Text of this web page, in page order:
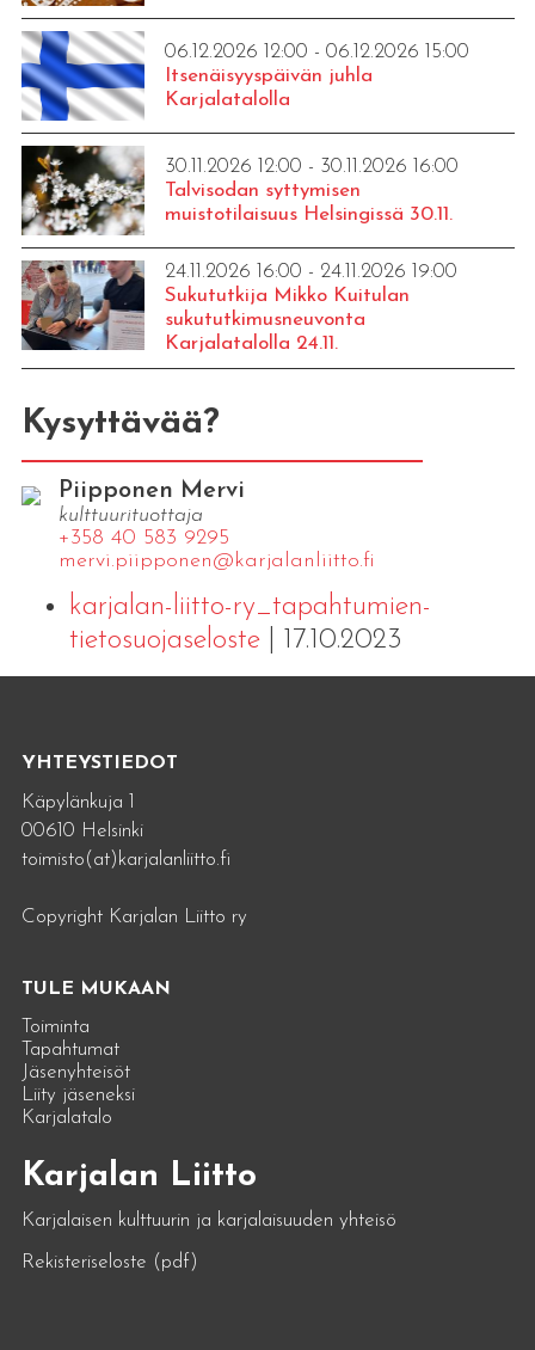
06.12.2026 12:00 - 06.12.2026 15:00
Itsenäisyyspäivän juhla
Karjalatalolla
30.11.2026 12:00 - 30.11.2026 16:00
Talvisodan syttymisen
muistotilaisuus Helsingissä 30.11.
24.11.2026 16:00 - 24.11.2026 19:00
Sukututkija Mikko Kuitulan
sukututkimusneuvonta
Karjalatalolla 24.11.
Kysyttävää?
Piipponen Mervi
kulttuurituottaja
+358 40 583 9295
mervi.​piipponen@​kar​jala​nlii​tto.​fi
karjalan-liitto-ry_tapahtumien-
tietosuojaseloste| 17.10.2023
YHTEYSTIEDOT
Käpylänkuja 1
00610 Helsinki
toimisto(at)karjalanliitto.fi
Copyright Karjalan Liitto ry
TULE MUKAAN
Toiminta
Tapahtumat
Jäsenyhteisöt
Liity jäseneksi
Karjalatalo
Karjalan Liitto
Karjalaisen kulttuurin ja karjalaisuuden yhteisö
Rekisteriseloste (pdf)